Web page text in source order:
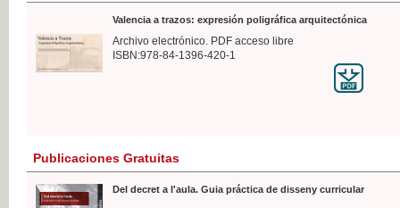
Valencia a trazos: expresión poligráfica arquitectónica
Archivo electrónico. PDF acceso libre
ISBN:978-84-1396-420-1
Publicaciones Gratuitas
Del decret a l'aula. Guia práctica de disseny curricular